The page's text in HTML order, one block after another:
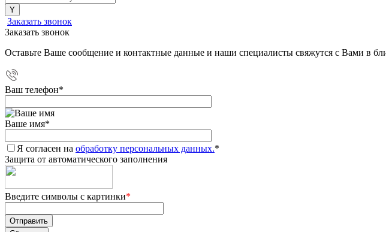
Заказать звонок
Заказать звонок
Оставьте Ваше сообщение и контактные данные и наши специалисты свяжутся с Вами в
Ваш телефон*
Ваше имя*
Я согласен на обработку персональных данных.*
Защита от автоматического заполнения
Введите символы с картинки*